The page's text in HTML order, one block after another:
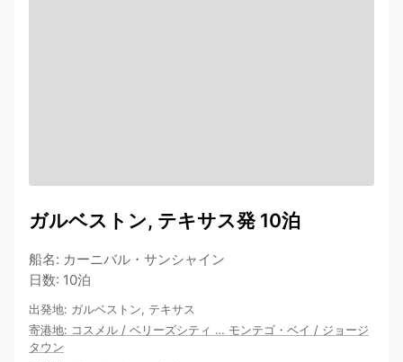
ガルベストン, テキサス発 10泊
船名: カーニバル・サンシャイン
日数: 10泊
出発地: ガルベストン, テキサス
寄港地: コスメル / ベリーズシティ … モンテゴ・ベイ / ジョージ
タウン